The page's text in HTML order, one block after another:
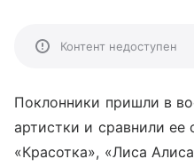
Контент недоступен
Поклонники пришли в
артистки и сравнили ее
«Красотка», «Лиса